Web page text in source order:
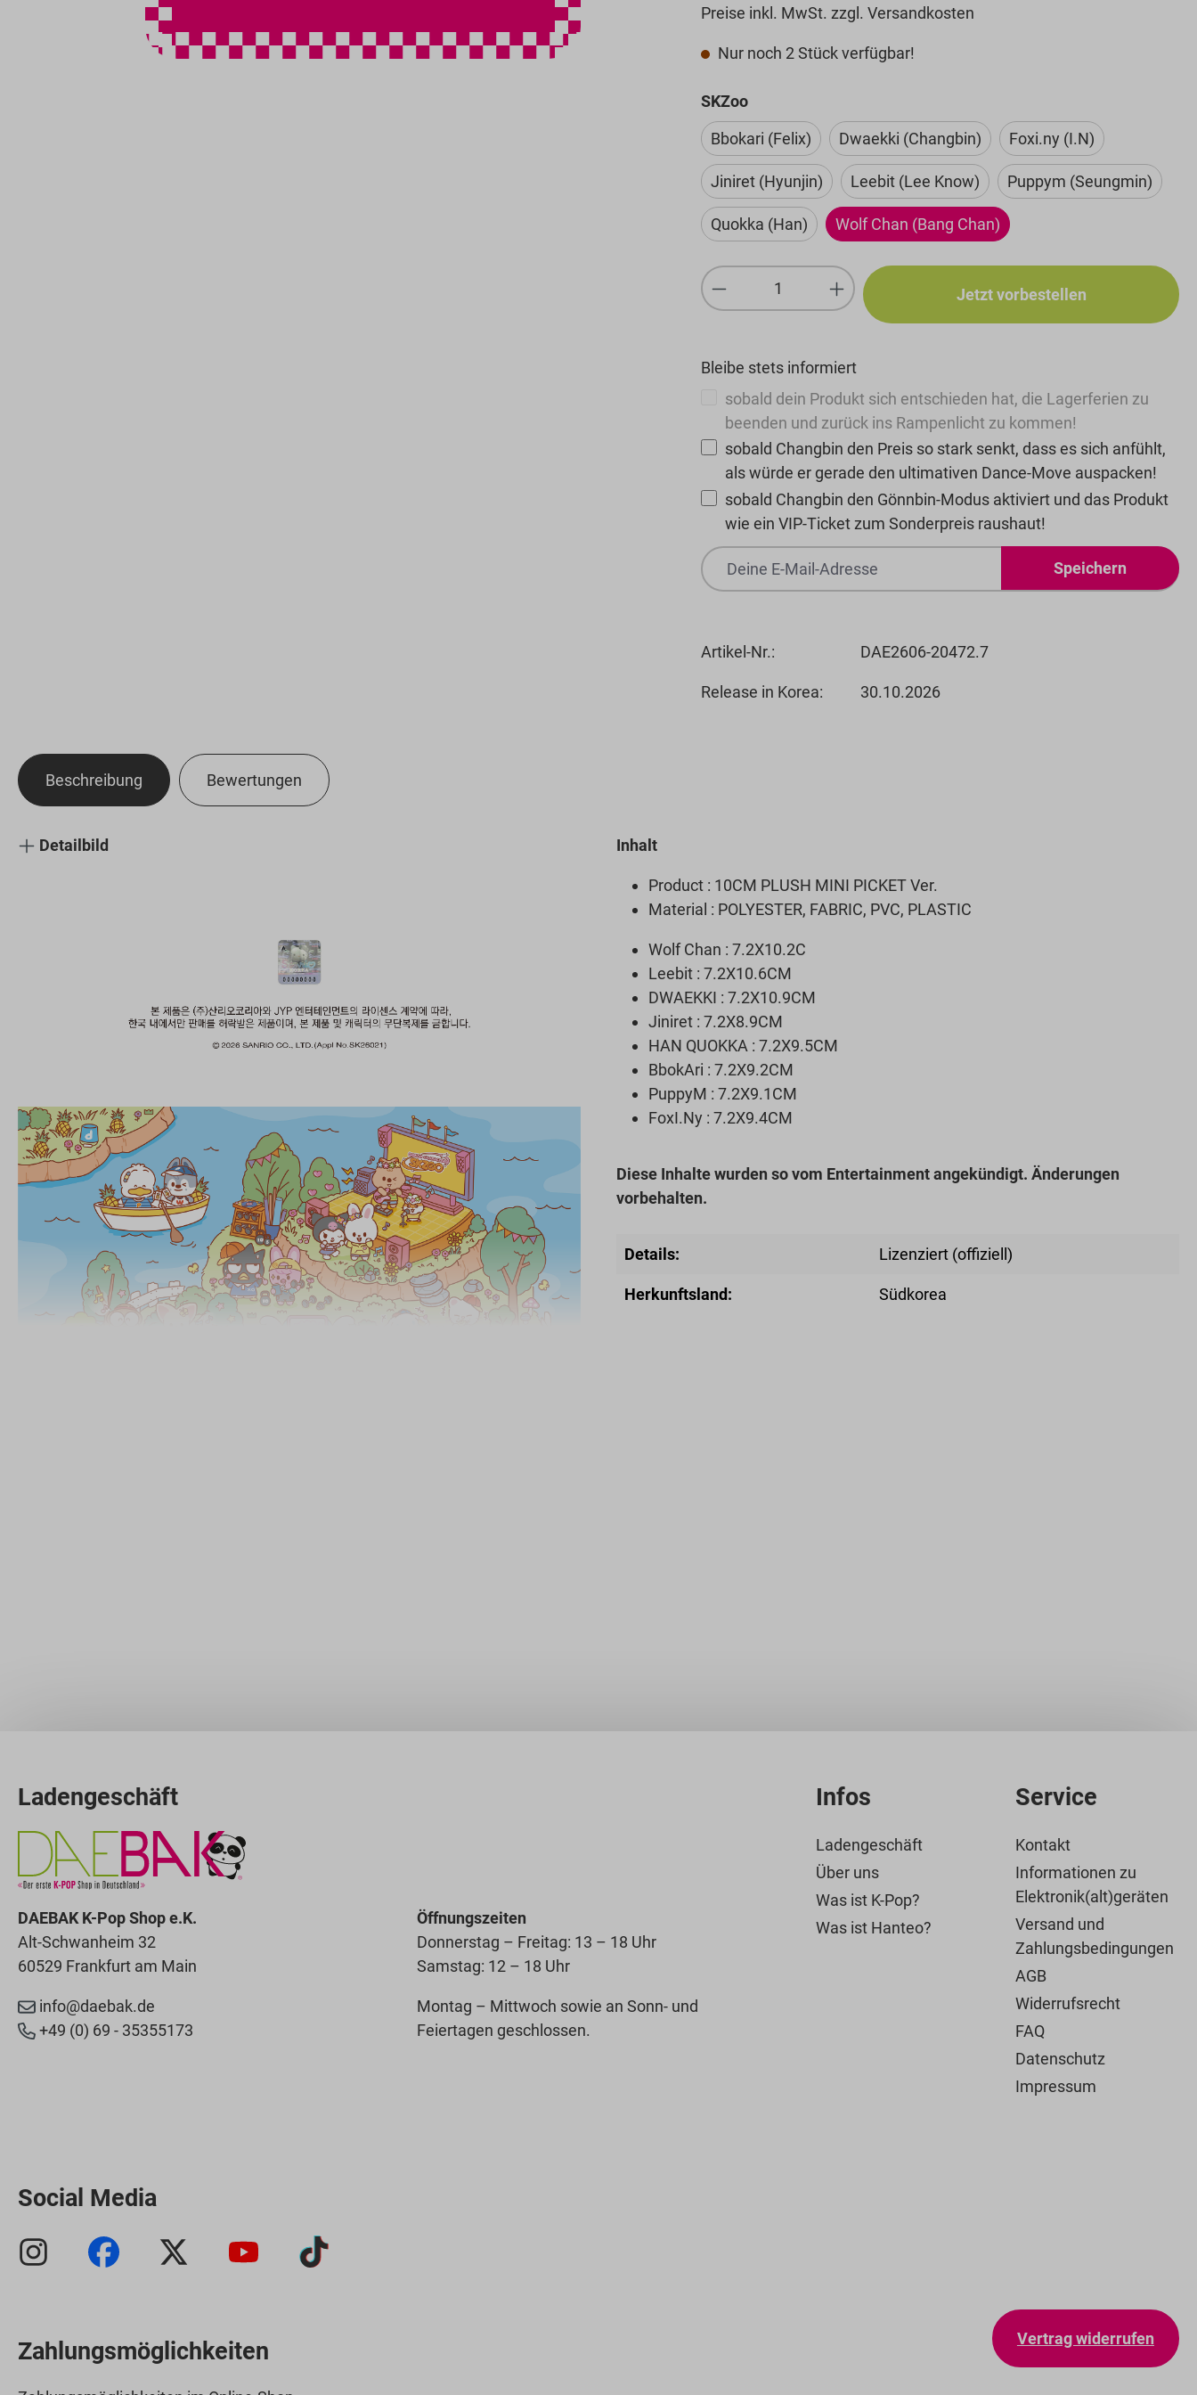
Preise inkl. MwSt. zzgl. Versandkosten
Nur noch 2 Stück verfügbar!
SKZooauswählen
Bbokari (Felix) Dwaekki (Changbin) Foxi.ny (I.N)
Jiniret (Hyunjin) Leebit (Lee Know) Puppym (Seungmin)
Quokka (Han) Wolf Chan (Bang Chan)
Produkt Anzahl: Gib den gewünschten Wert
Jetzt vorbestellen
Bleibe stets informiert
sobald dein Produkt sich entschieden hat, die Lagerferien zu
beenden und zurück ins Rampenlicht zu kommen!
sobald Changbin den Preis so stark senkt, dass es sich anfühlt,
als würde er gerade den ultimativen Dance-Move auspacken!
sobald Changbin den Gönnbin-Modus aktiviert und das Produkt
wie ein VIP-Ticket zum Sonderpreis raushaut!
Speichern
Artikel-Nr.: DAE2606-20472.7
Release in Korea: 30.10.2026
Beschreibung Bewertungen
Detailbild Inhalt
Product : 10CM PLUSH MINI PICKET Ver.
Material : POLYESTER, FABRIC, PVC, PLASTIC
Wolf Chan : 7.2X10.2C
Leebit : 7.2X10.6CM
DWAEKKI : 7.2X10.9CM
Jiniret : 7.2X8.9CM
HAN QUOKKA : 7.2X9.5CM
BbokAri : 7.2X9.2CM
PuppyM : 7.2X9.1CM
FoxI.Ny : 7.2X9.4CM
Diese Inhalte wurden so vom Entertainment angekündigt. Änderungen
vorbehalten.
Details: Lizenziert (offiziell)
Herkunftsland: Südkorea
Ladengeschäft
DAEBAK K-Pop Shop e.K.
Alt-Schwanheim 32
60529 Frankfurt am Main
info@daebak.de
+49 (0) 69 - 35355173
Öffnungszeiten
Donnerstag – Freitag: 13 – 18 Uhr
Samstag: 12 – 18 Uhr
Montag – Mittwoch sowie an Sonn- und
Feiertagen geschlossen.
Infos
Ladengeschäft
Über uns
Was ist K-Pop?
Was ist Hanteo?
Service
Kontakt
Informationen zu
Elektronik(alt)geräten
Versand und
Zahlungsbedingungen
AGB
Widerrufsrecht
FAQ
Datenschutz
Impressum
Social Media
Zahlungsmöglichkeiten Vertrag widerrufen